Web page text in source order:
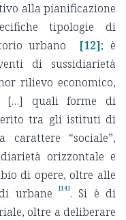
alla pianificazione
tipologie di
urbano
[12]; è
di sussidiarietà
rilievo economico,
[…] quali forme di
tra gli istituti di
“sociale”,
orizzontale e
di opere, oltre alle
urbane
[14]. Si è di
oltre a deliberare